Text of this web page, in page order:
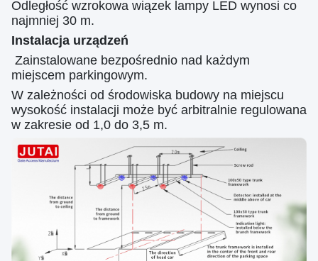
Odległość wzrokowa wiązek lampy LED wynosi co
najmniej 30 m.
Instalacja urządzeń
️ Zainstalowane bezpośrednio nad każdym
miejscem parkingowym.
W zależności od środowiska budowy na miejscu
wysokość instalacji może być arbitralnie regulowana
w zakresie od 1,0 do 3,5 m.